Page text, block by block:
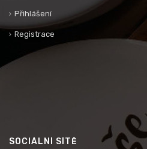
Přihlášení
Registrace
SOCIÁLNÍ SÍTĚ